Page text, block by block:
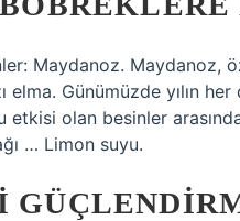
Maydanoz. Maydanoz,
elma. Günümüzde yılın
etkisi olan besinler
… Limon suyu.